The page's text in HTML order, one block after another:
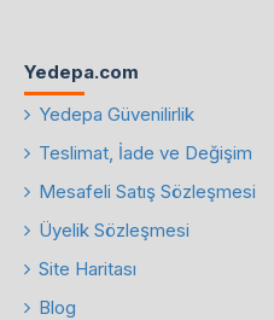
Yedepa.com
Yedepa Güvenilirlik
Teslimat, İade ve Değişim
Mesafeli Satış Sözleşmesi
Üyelik Sözleşmesi
Site Haritası
Blog